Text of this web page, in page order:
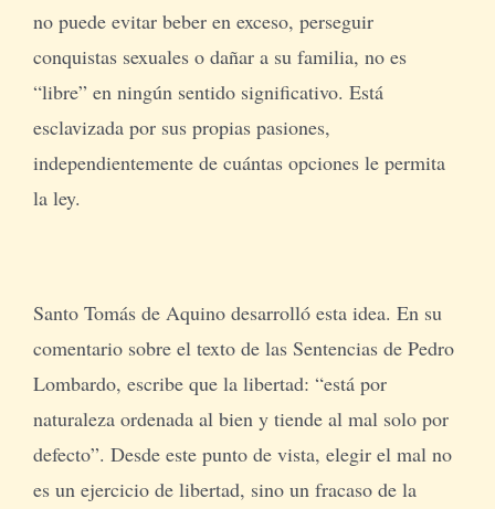
no puede evitar beber en exceso, perseguir
conquistas sexuales o dañar a su familia, no es
“libre” en ningún sentido significativo. Está
esclavizada por sus propias pasiones,
independientemente de cuántas opciones le permita
la ley.
Santo Tomás de Aquino desarrolló esta idea. En su
comentario sobre el texto de las Sentencias de Pedro
Lombardo, escribe que la libertad: “está por
naturaleza ordenada al bien y tiende al mal solo por
defecto”. Desde este punto de vista, elegir el mal no
es un ejercicio de libertad, sino un fracaso de la